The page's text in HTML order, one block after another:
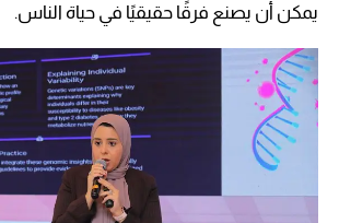
يمكن أن يصنع فرقًا حقيقيًا في حياة الناس.